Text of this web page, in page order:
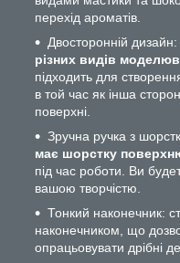
перехід ароматів.
Двосторонній
різних видів
підходить для
в той час як інша
поверхні.
Зручна ручка з
має шорстку
під час роботи. Ви
вашою творчістю.
Тонкий наконечник:
наконечником, що
опрацьовувати дрібні